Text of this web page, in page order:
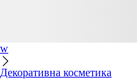
w
Декоративна косметика